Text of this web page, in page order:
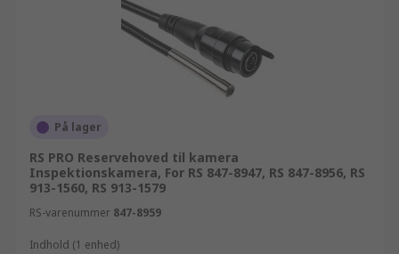
På lager
RS PRO Reservehoved til kamera
Inspektionskamera, For RS 847-8947, RS 847-8956, RS
913-1560, RS 913-1579
RS-varenummer 847-8959
Indhold (1 enhed)